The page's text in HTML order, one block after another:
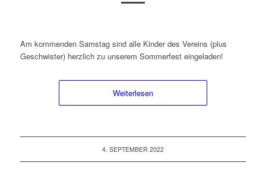
Am kommenden Samstag sind alle Kinder des Vereins (plus
Geschwister) herzlich zu unserem Sommerfest eingeladen!
Weiterlesen
4. SEPTEMBER 2022